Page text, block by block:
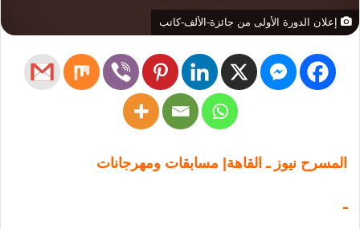
إعلان الدورة الأولى من جائزة-الألف-كاتب
المسرح نيوز ـ القاهة| مسابقات ومهرجانات
ـ